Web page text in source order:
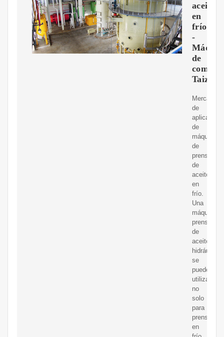
aceite
en
frío
-
de
comida
Taizy
Mercado
de
de
máquinas
de
prensa
de
aceite
en
frío.
Una
máquina
prensadora
de
aceite
hidráulica
se
puede
utilizar
no
solo
para
prensado
en